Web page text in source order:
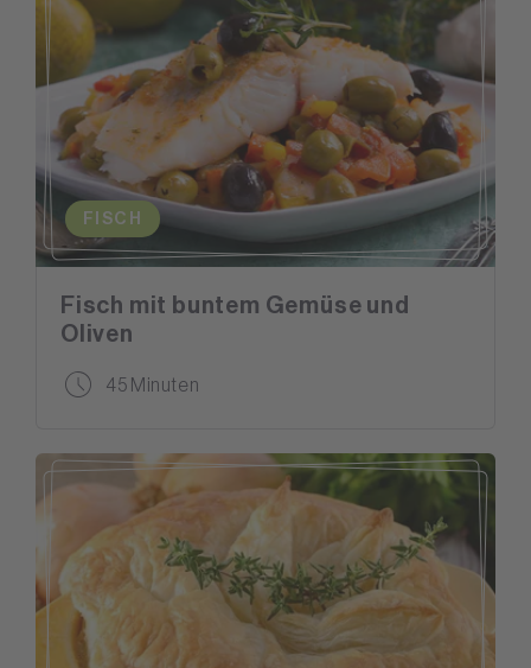
FISCH
Fisch mit buntem Gemüse und
Oliven
45 Minuten